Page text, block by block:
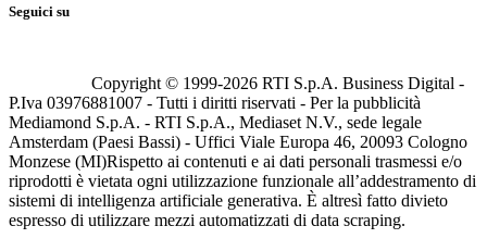
Seguici su
Copyright © 1999-2026 RTI S.p.A. Business Digital -
P.Iva 03976881007 - Tutti i diritti riservati - Per la pubblicità
Mediamond S.p.A. - RTI S.p.A., Mediaset N.V., sede legale
Amsterdam (Paesi Bassi) - Uffici Viale Europa 46, 20093 Cologno
Monzese (MI)Rispetto ai contenuti e ai dati personali trasmessi e/o
riprodotti è vietata ogni utilizzazione funzionale all’addestramento di
sistemi di intelligenza artificiale generativa. È altresì fatto divieto
espresso di utilizzare mezzi automatizzati di data scraping.